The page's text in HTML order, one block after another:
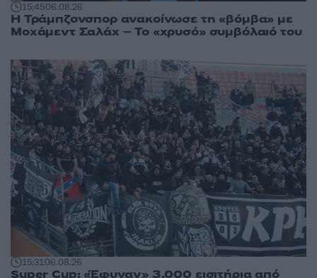
15:4506.08.26
Η Τράμπζονσπορ ανακοίνωσε τη «βόμβα» με
Μοχάμεντ Σαλάχ – Το «χρυσό» συμβόλαιό του
15:3106.08.26
Super Cup: «Έφυγαν» 3.000 εισιτήρια από